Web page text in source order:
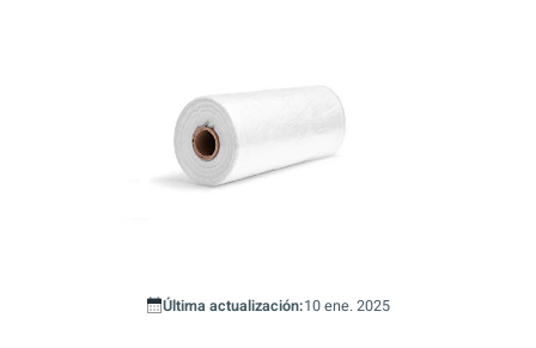
Última actualización:10 ene. 2025